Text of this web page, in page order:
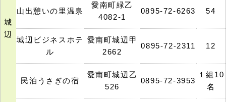
城
辺
山出憩いの里温泉
愛南町緑乙
4082-1
0895-72-6263 54
城辺ビジネスホテ
ル
愛南町城辺甲
2662
0895-72-2311 12
民泊うさぎの宿
愛南町城辺乙
526
0895-72-3953
１組10
名